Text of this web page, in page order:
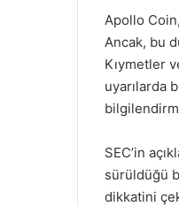
Apollo
Ancak, bu
Kıymetler
uyarılarda
SEC’in
sürüldüğü
dikkatini